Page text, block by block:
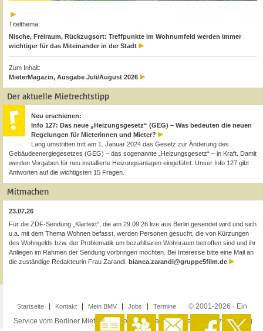
Titelthema:
Nische, Freiraum, Rückzugsort: Treffpunkte im Wohnumfeld werden immer
wichtiger für das Miteinander in der Stadt
Zum Inhalt:
MieterMagazin, Ausgabe Juli/August 2026
Der aktuelle Mietrechtstipp
Neu erschienen:
Info 127: Das neue „Heizungsgesetz“ (GEG) – Was bedeuten die neuen
Regelungen für Mieterinnen und Mieter?
Lang umstritten tritt am 1. Januar 2024 das Gesetz zur Änderung des
Gebäudeenergiegesetzes (GEG) – das sogenannte „Heizungsgesetz“ – in Kraft. Damit
werden Vorgaben für neu installierte Heizungsanlagen eingeführt. Unser Info 127 gibt
Antworten auf die wichtigsten 15 Fragen.
Mitmachen
23.07.26
Für die ZDF-Sendung „Klartext“, die am 29.09.26 live aus Berlin gesendet wird und sich
u.a. mit dem Thema Wohnen befasst, werden Personen gesucht, die von Kürzungen
des Wohngelds bzw. der Problematik um bezahlbaren Wohnraum betroffen sind und ihr
Anliegen im Rahmen der Sendung vorbringen möchten. Bei Interesse bitte eine Mail an
die zuständige Redakteurin Frau Zarandi: bianca.zarandi@gruppe5film.de
Startseite Kontakt Mein BMV Jobs Termine
© 2001-2026 · Ein
Service vom Berliner Mieterverein e.V. ·Impressum·Datenschutzerklärung